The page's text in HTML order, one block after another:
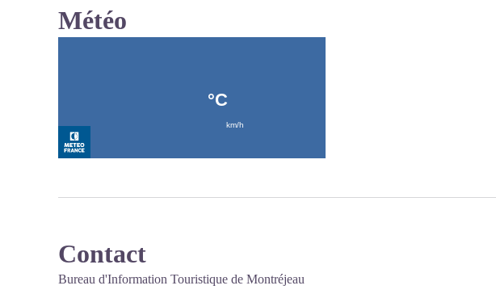
Météo
Contact
Bureau d'Information Touristique de Montréjeau